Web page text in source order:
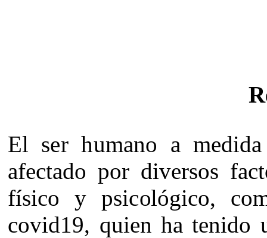
R
El serhumano a medi
afectado por diversos fact
físico y psicológico, co
covid19, quien hatenido